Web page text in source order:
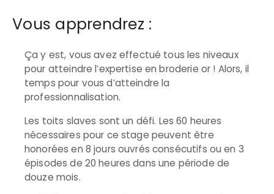
Vous apprendrez :
Ça y est, vous avez effectué tous les niveaux
pour atteindre l’expertise en broderie or ! Alors, il
temps pour vous d’atteindre la
professionnalisation.
Les toits slaves sont un défi. Les 60 heures
nécessaires pour ce stage peuvent être
honorées en 8 jours ouvrés consécutifs ou en 3
épisodes de 20 heures dans une période de
douze mois.